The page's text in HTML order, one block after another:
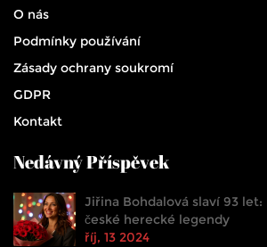
O nás
Podmínky používání
Zásady ochrany soukromí
GDPR
Kontakt
Nedávný Příspěvek
Jiřina Bohdalová slaví 93
české herecké legendy
říj, 13 2024